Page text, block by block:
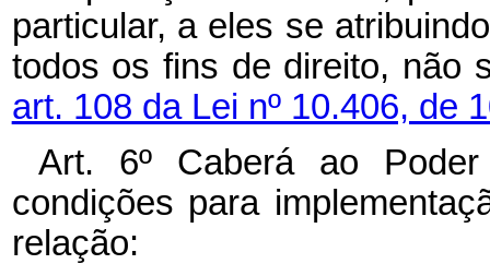
particular, a eles se
todos os fins de direito, não
art. 108 da Lei nº 10.406, de
Art. 6º Caberá ao
condições para
relação: